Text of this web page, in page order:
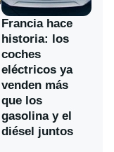
Francia hace
historia: los
coches
eléctricos ya
venden más
que los
gasolina y el
diésel juntos